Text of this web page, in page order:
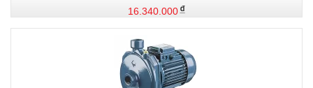
16.340.000